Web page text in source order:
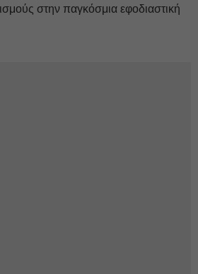
στην παγκόσμια εφοδιαστική